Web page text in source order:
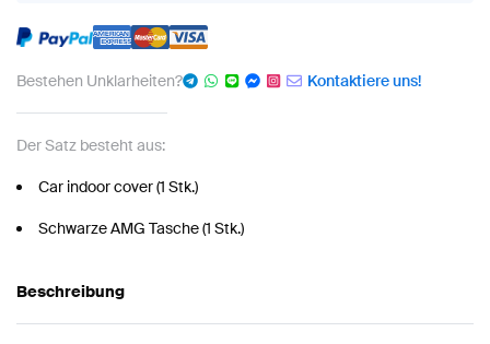
Bestehen Unklarheiten? Kontaktiere uns!
Der Satz besteht aus:
Car indoor cover (1 Stk.)
Schwarze AMG Tasche (1 Stk.)
Beschreibung